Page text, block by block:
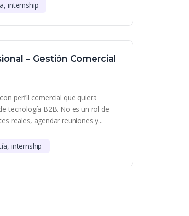
internship
– Gestión Comercial
perfil comercial que quiera
tecnología B2B. No es un rol de
reales, agendar reuniones y...
internship